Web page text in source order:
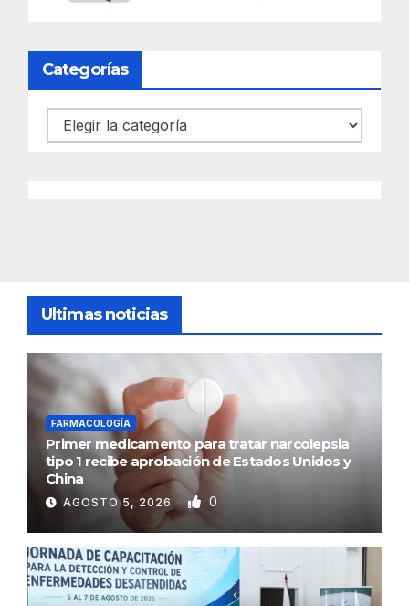
Categorías
Categorías
Ultimas noticias
FARMACOLOGÍA
Primer medicamento para tratar narcolepsia
tipo 1 recibe aprobación de Estados Unidos y
China
AGOSTO 5, 2026 0